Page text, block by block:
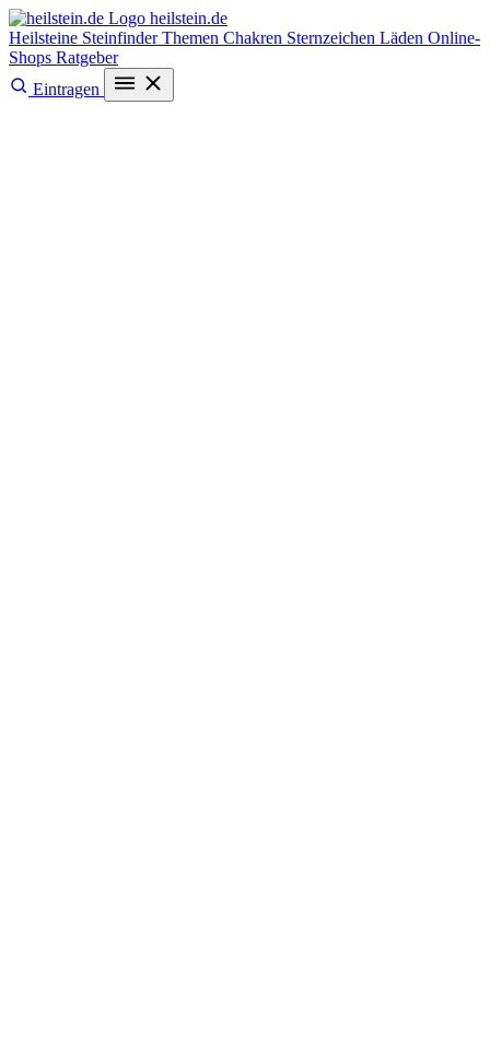
heilstein.de
Heilsteine SteinfinderThemen Chakren Sternzeichen Läden Online-
Shops Ratgeber
Eintragen